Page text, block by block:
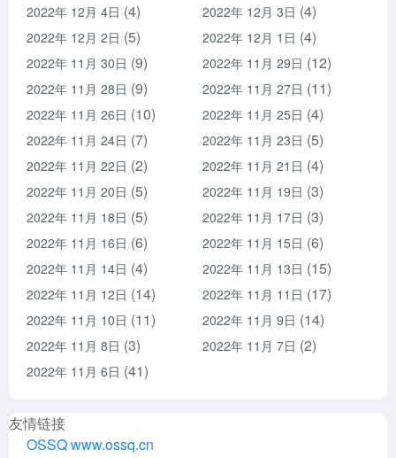
2022年 12月 4日 (4) 2022年 12月 3日 (4)
2022年 12月 2日 (5) 2022年 12月 1日 (4)
2022年 11月 30日 (9) 2022年 11月 29日 (12)
2022年 11月 28日 (9) 2022年 11月 27日 (11)
2022年 11月 26日 (10) 2022年 11月 25日 (4)
2022年 11月 24日 (7) 2022年 11月 23日 (5)
2022年 11月 22日 (2) 2022年 11月 21日 (4)
2022年 11月 20日 (5) 2022年 11月 19日 (3)
2022年 11月 18日 (5) 2022年 11月 17日 (3)
2022年 11月 16日 (6) 2022年 11月 15日 (6)
2022年 11月 14日 (4) 2022年 11月 13日 (15)
2022年 11月 12日 (14) 2022年 11月 11日 (17)
2022年 11月 10日 (11) 2022年 11月 9日 (14)
2022年 11月 8日 (3) 2022年 11月 7日 (2)
2022年 11月 6日 (41)
友情链接
OSSQ www.ossq.cn